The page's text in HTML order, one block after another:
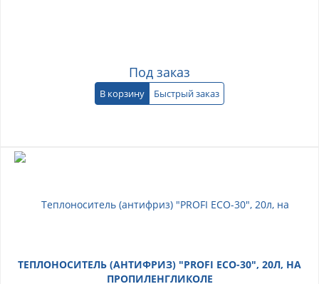
Под заказ
В корзину Быстрый заказ
ТЕПЛОНОСИТЕЛЬ (АНТИФРИЗ) "PROFI ECO-30", 20Л, НА
ПРОПИЛЕНГЛИКОЛЕ